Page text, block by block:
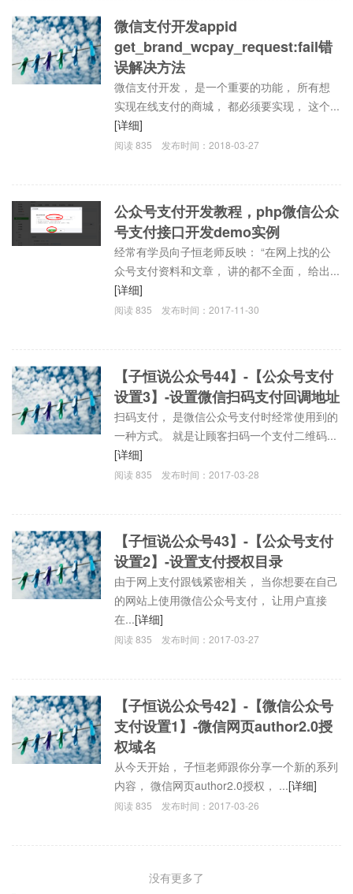
微信支付开发appid
get_brand_wcpay_request:fail错
误解决方法
微信支付开发， 是一个重要的功能， 所有想
实现在线支付的商城， 都必须要实现， 这个...
[详细]
阅读835 发布时间：2018-03-27
公众号支付开发教程，php微信公众
号支付接口开发demo实例
经常有学员向子恒老师反映： “在网上找的公
众号支付资料和文章， 讲的都不全面， 给出...
[详细]
阅读835 发布时间：2017-11-30
【子恒说公众号44】-【公众号支付
设置3】-设置微信扫码支付回调地址
扫码支付， 是微信公众号支付时经常使用到的
一种方式。 就是让顾客扫码一个支付二维码...
[详细]
阅读835 发布时间：2017-03-28
【子恒说公众号43】-【公众号支付
设置2】-设置支付授权目录
由于网上支付跟钱紧密相关， 当你想要在自己
的网站上使用微信公众号支付， 让用户直接
在...[详细]
阅读835 发布时间：2017-03-27
【子恒说公众号42】-【微信公众号
支付设置1】-微信网页author2.0授
权域名
从今天开始， 子恒老师跟你分享一个新的系列
内容， 微信网页author2.0授权， ...[详细]
阅读835 发布时间：2017-03-26
没有更多了